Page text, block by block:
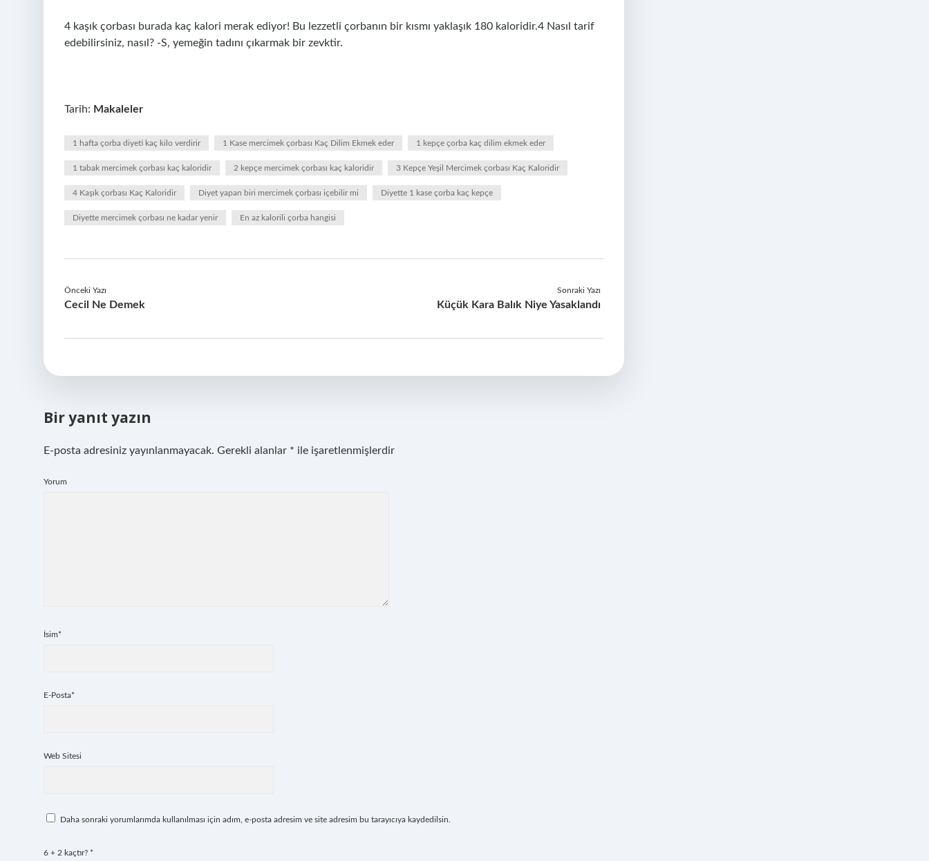
4 kaşık çorbası burada kaç kalori merak ediyor! Bu lezzetli çorbanın bir kısmı yaklaşık 180 kaloridir.4 Nasıl tarif
edebilirsiniz, nasıl? -S, yemeğin tadını çıkarmak bir zevktir.
Tarih: Makaleler
1 hafta çorba diyeti kaç kilo verdirir 1 Kase mercimek çorbası Kaç Dilim Ekmek eder 1 kepçe çorba kaç dilim ekmek eder
1 tabak mercimek çorbası kaç kaloridir 2 kepçe mercimek çorbası kaç kaloridir 3 Kepçe Yeşil Mercimek çorbası Kaç Kaloridir
4 Kaşık çorbası Kaç Kaloridir Diyet yapan biri mercimek çorbası içebilir mi Diyette 1 kase çorba kaç kepçe
Diyette mercimek çorbası ne kadar yenir En az kalorili çorba hangisi
Önceki Yazı
Cecil Ne Demek
Sonraki Yazı
Küçük Kara Balık Niye Yasaklandı
Bir yanıt yazın
E-posta adresiniz yayınlanmayacak. Gerekli alanlar * ile işaretlenmişlerdir
Yorum
İsim*
E-Posta*
Web Sitesi
Daha sonraki yorumlarımda kullanılması için adım, e-posta adresim ve site adresim bu tarayıcıya kaydedilsin.
6 + 2 kaçtır? *